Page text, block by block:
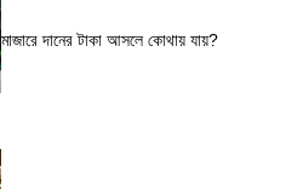
মাজারে দানের টাকা আসলে কোথায় যায়?